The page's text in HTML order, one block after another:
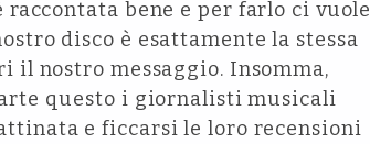
raccontata bene e per farlo ci vuole
disco è esattamente la stessa
il nostro messaggio. Insomma,
questo i giornalisti musicali
e ficcarsi le loro recensioni